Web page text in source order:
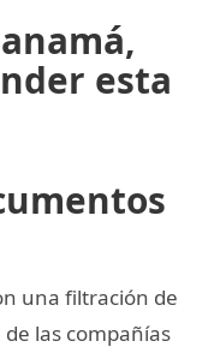
esta
una filtración de
las compañías